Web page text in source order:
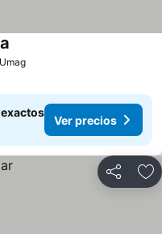
Ver precios
Ver precios
Compartir